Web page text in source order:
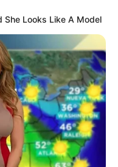
She Looks Like A Model